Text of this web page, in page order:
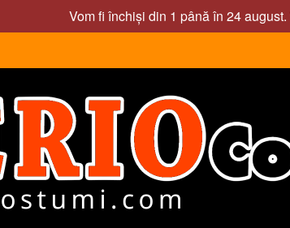
Vom fi închiși din 1 până în 24